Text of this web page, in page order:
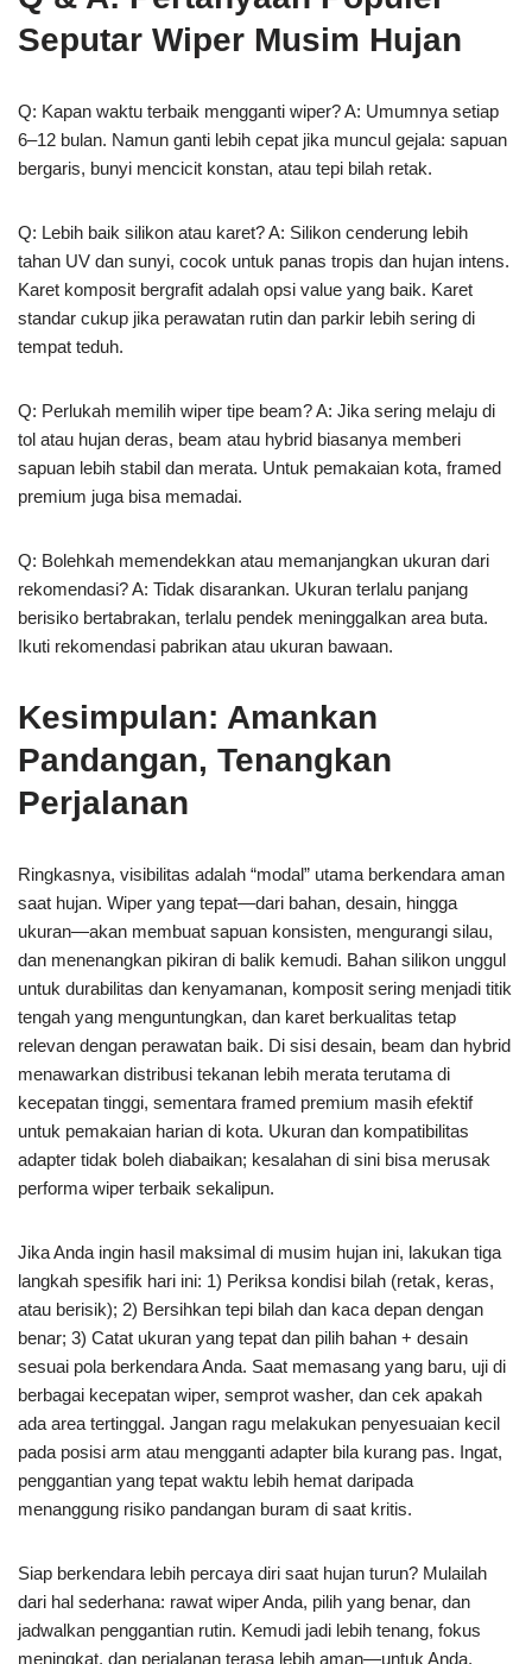
Seputar Wiper Musim Hujan
Q: Kapan waktu terbaik mengganti wiper? A: Umumnya setiap
6–12 bulan. Namun ganti lebih cepat jika muncul gejala: sapuan
bergaris, bunyi mencicit konstan, atau tepi bilah retak.
Q: Lebih baik silikon atau karet? A: Silikon cenderung lebih
tahan UV dan sunyi, cocok untuk panas tropis dan hujan intens.
Karet komposit bergrafit adalah opsi value yang baik. Karet
standar cukup jika perawatan rutin dan parkir lebih sering di
tempat teduh.
Q: Perlukah memilih wiper tipe beam? A: Jika sering melaju di
tol atau hujan deras, beam atau hybrid biasanya memberi
sapuan lebih stabil dan merata. Untuk pemakaian kota, framed
premium juga bisa memadai.
Q: Bolehkah memendekkan atau memanjangkan ukuran dari
rekomendasi? A: Tidak disarankan. Ukuran terlalu panjang
berisiko bertabrakan, terlalu pendek meninggalkan area buta.
Ikuti rekomendasi pabrikan atau ukuran bawaan.
Kesimpulan: Amankan
Pandangan, Tenangkan
Perjalanan
Ringkasnya, visibilitas adalah “modal” utama berkendara aman
saat hujan. Wiper yang tepat—dari bahan, desain, hingga
ukuran—akan membuat sapuan konsisten, mengurangi silau,
dan menenangkan pikiran di balik kemudi. Bahan silikon unggul
untuk durabilitas dan kenyamanan, komposit sering menjadi titik
tengah yang menguntungkan, dan karet berkualitas tetap
relevan dengan perawatan baik. Di sisi desain, beam dan hybrid
menawarkan distribusi tekanan lebih merata terutama di
kecepatan tinggi, sementara framed premium masih efektif
untuk pemakaian harian di kota. Ukuran dan kompatibilitas
adapter tidak boleh diabaikan; kesalahan di sini bisa merusak
performa wiper terbaik sekalipun.
Jika Anda ingin hasil maksimal di musim hujan ini, lakukan tiga
langkah spesifik hari ini: 1) Periksa kondisi bilah (retak, keras,
atau berisik); 2) Bersihkan tepi bilah dan kaca depan dengan
benar; 3) Catat ukuran yang tepat dan pilih bahan + desain
sesuai pola berkendara Anda. Saat memasang yang baru, uji di
berbagai kecepatan wiper, semprot washer, dan cek apakah
ada area tertinggal. Jangan ragu melakukan penyesuaian kecil
pada posisi arm atau mengganti adapter bila kurang pas. Ingat,
penggantian yang tepat waktu lebih hemat daripada
menanggung risiko pandangan buram di saat kritis.
Siap berkendara lebih percaya diri saat hujan turun? Mulailah
dari hal sederhana: rawat wiper Anda, pilih yang benar, dan
jadwalkan penggantian rutin. Kemudi jadi lebih tenang, fokus
meningkat, dan perjalanan terasa lebih aman—untuk Anda,